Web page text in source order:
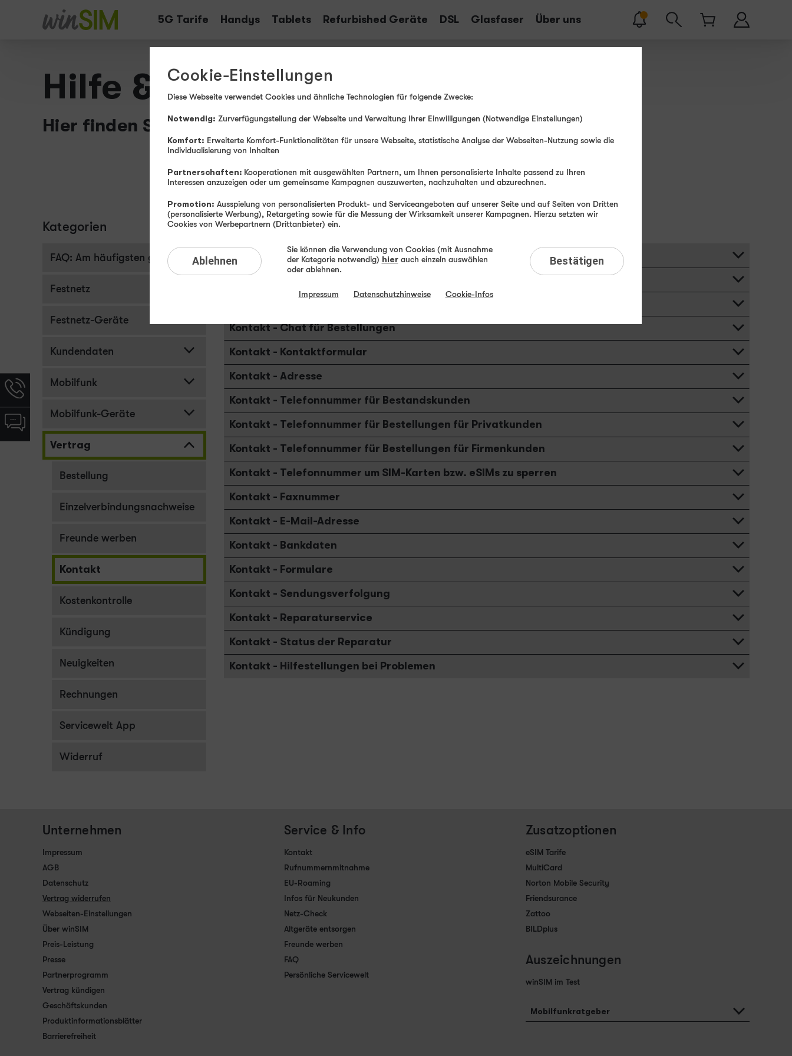
Tarife Handys Tablets Refurbished Geräte DSL Glasfaser Über uns
Hilfe & Informationen
Hier finden Sie Wissenswertes und Hilfestellungen.
Suchen
Kategorien
FAQ: Am häufigsten gesucht
Festnetz
Festnetz-Geräte
Kundendaten
Mobilfunk
Mobilfunk-Geräte
Vertrag
Bestellung
Einzelverbindungsnachweise
Freunde werben
Kontakt
Kostenkontrolle
Kündigung
Neuigkeiten
Rechnungen
Servicewelt App
Widerruf
Kontakt
Kontakt - Info-Center
Kontakt - Servicewelt App
Kontakt - Chat für Bestellungen
Kontakt - Kontaktformular
Kontakt - Adresse
Kontakt - Telefonnummer für Bestandskunden
Kontakt - Telefonnummer für Bestellungen für Privatkunden
Kontakt - Telefonnummer für Bestellungen für Firmenkunden
Kontakt - Telefonnummer um SIM-Karten bzw. eSIMs zu sperren
Kontakt - Faxnummer
Kontakt - E-Mail-Adresse
Kontakt - Bankdaten
Kontakt - Formulare
Kontakt - Sendungsverfolgung
Kontakt - Reparaturservice
Kontakt - Status der Reparatur
Kontakt - Hilfestellungen bei Problemen
Unternehmen
Impressum
AGB
Datenschutz
Vertrag widerrufen
Webseiten-Einstellungen
Über winSIM
Preis-Leistung
Presse
Partnerprogramm
Vertrag kündigen
Geschäftskunden
Produktinformationsblätter
Barrierefreiheit
Service & Info
Kontakt
Rufnummernmitnahme
EU-Roaming
Infos für Neukunden
Netz-Check
Altgeräte entsorgen
Freunde werben
FAQ
Persönliche Servicewelt
Zusatzoptionen
eSIM Tarife
MultiCard
Norton Mobile Security
Friendsurance
Zattoo
BILDplus
Auszeichnungen
winSIM im Test
Mobilfunkratgeber
Hotline-
Informationen
werden
angezeigt
Chat-
Informationen
werden
angezeigt
Cookie-Einstellungen
Diese Webseite verwendet Cookies und ähnliche Technologien für folgende Zwecke:
Notwendig: Zurverfügungstellung der Webseite und Verwaltung Ihrer Einwilligungen (Notwendige Einstellungen)
Komfort: Erweiterte Komfort-Funktionalitäten für unsere Webseite, statistische Analyse der Webseiten-Nutzung sowie die
Individualisierung von Inhalten
Partnerschaften: Kooperationen mit ausgewählten Partnern, um Ihnen personalisierte Inhalte passend zu Ihren
Interessen anzuzeigen oder um gemeinsame Kampagnen auszuwerten, nachzuhalten und abzurechnen.
Promotion: Ausspielung von personalisierten Produkt- und Serviceangeboten auf unserer Seite und auf Seiten von Dritten
(personalisierte Werbung), Retargeting sowie für die Messung der Wirksamkeit unserer Kampagnen. Hierzu setzten wir
Cookies von Werbepartnern (Drittanbieter) ein.
Ablehnen
Sie können die Verwendung von Cookies (mit Ausnahme
der Kategorie notwendig) hierauch einzeln auswählen
oder ablehnen.
Bestätigen
Impressum Datenschutzhinweise Cookie-Infos